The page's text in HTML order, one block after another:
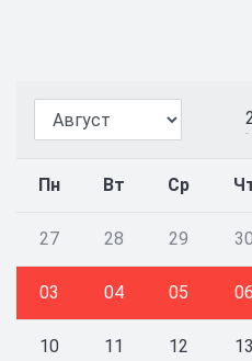
Пн Вт Ср
27 28 29 30
03 04 05 06
10 11 12 13